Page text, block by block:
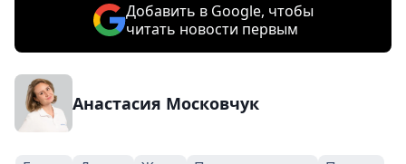
Добавить в Google, чтобы
читать новости первым
Анастасия Московчук